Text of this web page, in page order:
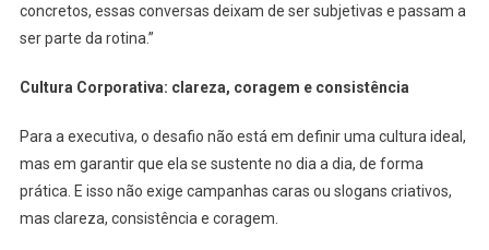
concretos, essas conversas deixam de ser subjetivas e passam a
ser parte da rotina.”
Cultura Corporativa: clareza, coragem e consistência
Para a executiva, o desafio não está em definir uma cultura ideal,
mas em garantir que ela se sustente no dia a dia, de forma
prática. E isso não exige campanhas caras ou slogans criativos,
mas clareza, consistência e coragem.